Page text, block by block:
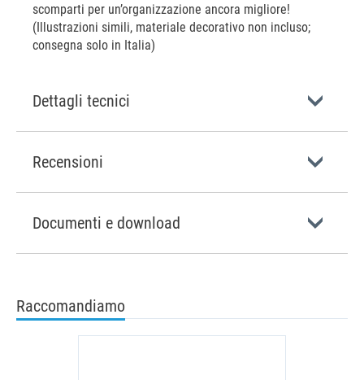
scomparti per un’organizzazione ancora migliore!
(Illustrazioni simili, materiale decorativo non incluso;
consegna solo in Italia)
Dettagli tecnici
Recensioni
Documenti e download
Raccomandiamo